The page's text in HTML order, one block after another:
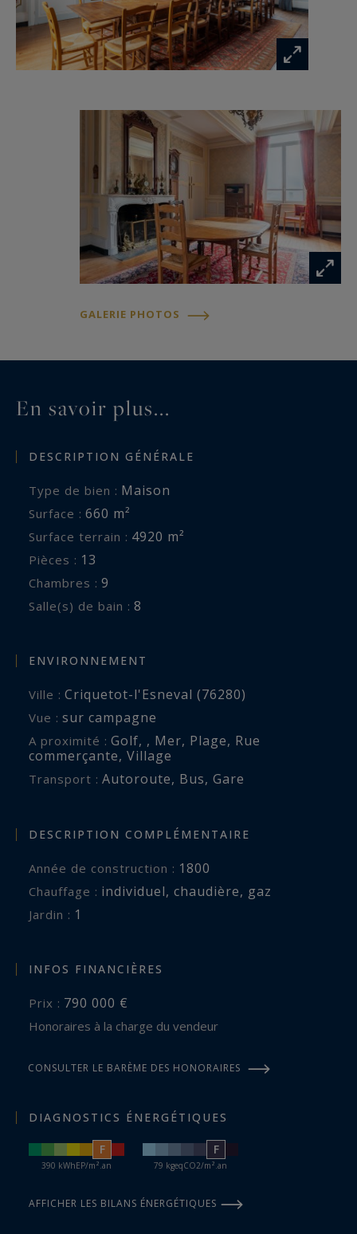
En complément, est inclus dans la vente un
bâtiment à usage professionnel d’environ 200
m², vendu loué, constituant un investissement
idéale pour une résidence de prestige, une
demeure familiale ou un projet patrimonial de
Les informations sur les risques auxquels ce
bien est exposé sont disponibles sur :
www.georisques.gouv.fr
GALERIE PHOTOS
En savoir plus...
DESCRIPTION GÉNÉRALE
Type de bien : Maison
Surface : 660 m²
Surface terrain : 4920 m²
Pièces : 13
Chambres : 9
Salle(s) de bain : 8
ENVIRONNEMENT
Ville : Criquetot-l'Esneval (76280)
Vue : sur campagne
A proximité : Golf, , Mer, Plage, Rue
commerçante, Village
Transport : Autoroute, Bus, Gare
DESCRIPTION COMPLÉMENTAIRE
Année de construction : 1800
Chauffage : individuel, chaudière, gaz
jardin : 1
INFOS FINANCIÈRES
Prix : 790 000 €
Honoraires à la charge du vendeur
CONSULTER LE BARÈME DES HONORAIRES
DIAGNOSTICS ÉNERGÉTIQUES
F
390 kWhEP/m².an
F
79 kgeqCO2/m².an
AFFICHER LES BILANS ÉNERGÉTIQUES